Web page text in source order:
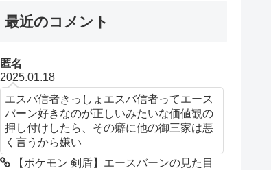
最近のコメント
匿名
2025.01.18
エスバ信者きっしょエスバ信者ってエース
バーン好きなのが正しいみたいな価値観の
押し付けしたら、その癖に他の御三家は悪
く言うから嫌い
【ポケモン 剣盾】エースバーンの見た目